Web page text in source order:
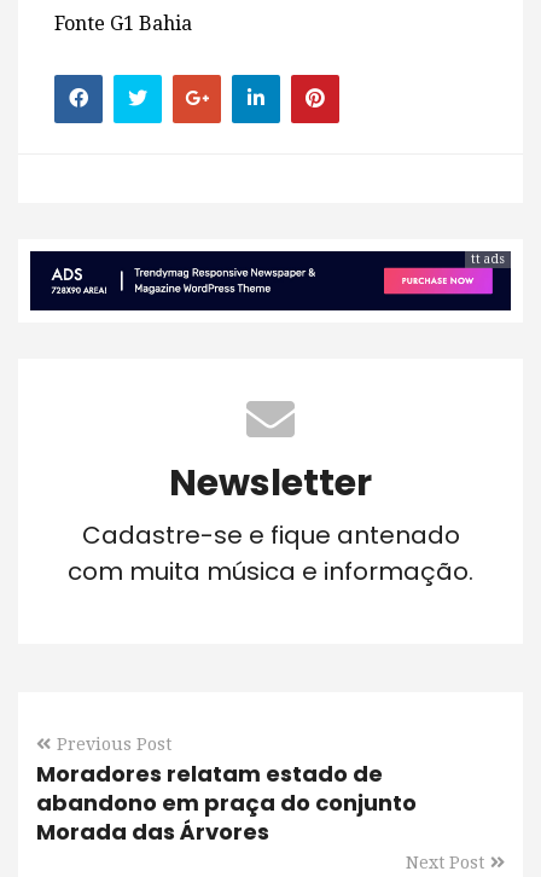
Fonte G1 Bahia
tt ads
Newsletter
Cadastre-se e fique antenado
com muita música e informação.
Previous Post
Moradores relatam estado de
abandono em praça do conjunto
Morada das Árvores
Next Post